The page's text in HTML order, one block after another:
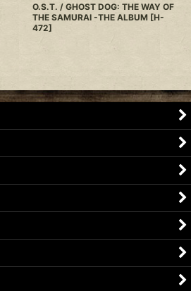
O.S.T. / GHOST DOG: THE WAY OF
THE SAMURAI -THE ALBUM [H-
472]